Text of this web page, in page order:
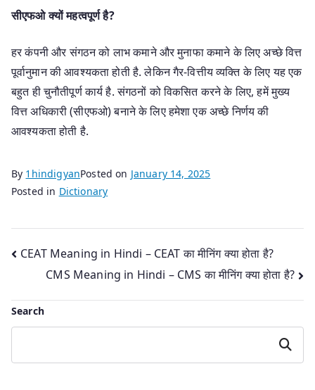
सीएफओ क्यों महत्वपूर्ण है?
हर कंपनी और संगठन को लाभ कमाने और मुनाफा कमाने के लिए अच्छे वित्त
पूर्वानुमान की आवश्यकता होती है. लेकिन गैर-वित्तीय व्यक्ति के लिए यह एक
बहुत ही चुनौतीपूर्ण कार्य है. संगठनों को विकसित करने के लिए, हमें मुख्य
वित्त अधिकारी (सीएफओ) बनाने के लिए हमेशा एक अच्छे निर्णय की
आवश्यकता होती है.
By 1hindigyanPosted on January 14, 2025
Posted in Dictionary
Post
navigation
CEAT Meaning in Hindi – CEAT का मीनिंग क्या होता है?
CMS Meaning in Hindi – CMS का मीनिंग क्या होता है?
Search
Search